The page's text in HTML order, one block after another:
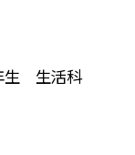
生 生活科